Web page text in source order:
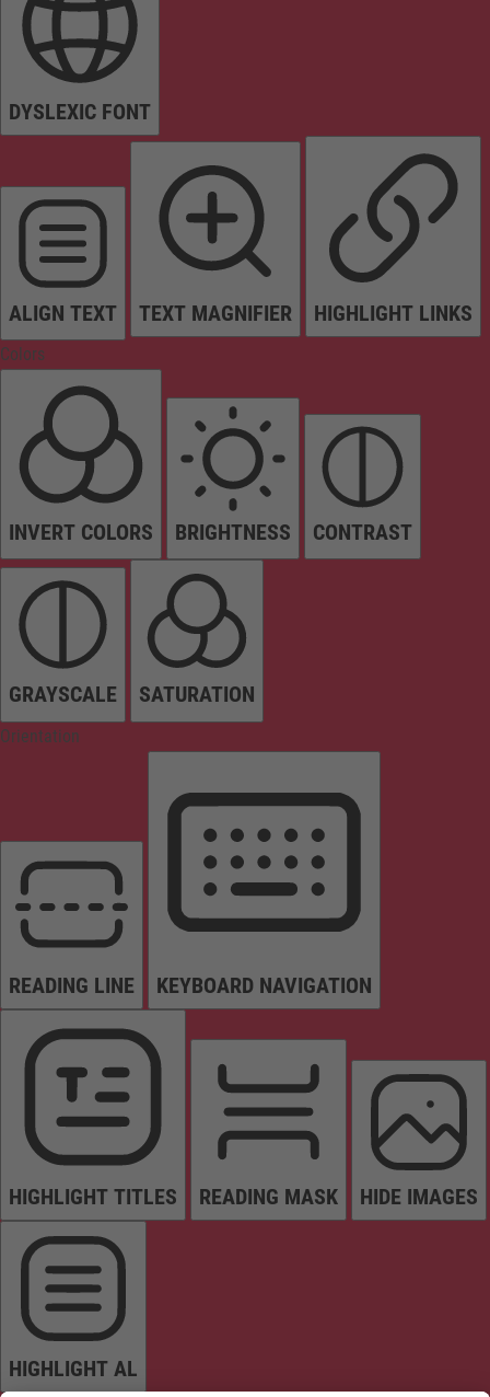
DYSLEXIC FONT
ALIGN TEXT TEXT MAGNIFIER HIGHLIGHT LINKS
Colors
INVERT COLORS BRIGHTNESS CONTRAST
GRAYSCALE SATURATION
Orientation
READING LINE KEYBOARD NAVIGATION
HIGHLIGHT TITLES READING MASK HIDE IMAGES
HIGHLIGHT AL